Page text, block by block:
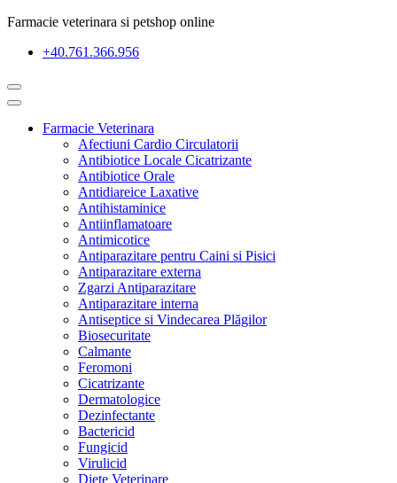
Farmacie veterinara si petshop online
+40.761.366.956
Farmacie Veterinara
Afectiuni Cardio Circulatorii
Antibiotice Locale Cicatrizante
Antibiotice Orale
Antidiareice Laxative
Antihistaminice
Antiinflamatoare
Antimicotice
Antiparazitare pentru Caini si Pisici
Antiparazitare externa
Zgarzi Antiparazitare
Antiparazitare interna
Antiseptice si Vindecarea Plăgilor
Biosecuritate
Calmante
Feromoni
Cicatrizante
Dermatologice
Dezinfectante
Bactericid
Fungicid
Virulicid
Diete Veterinare